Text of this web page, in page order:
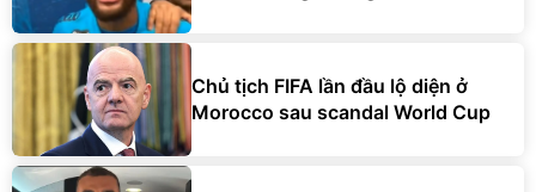
Chủ tịch FIFA lần đầu lộ diện ở
Morocco sau scandal World Cup